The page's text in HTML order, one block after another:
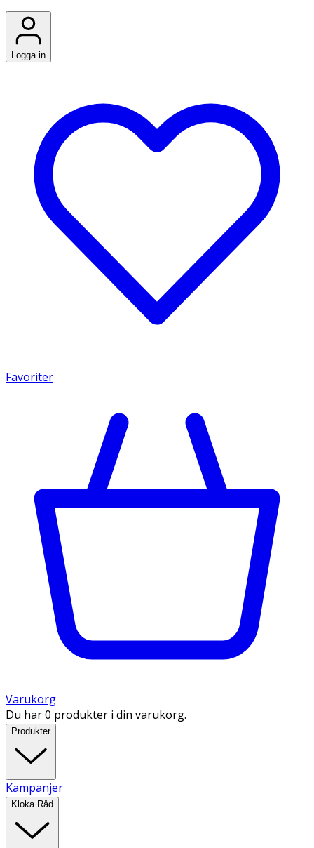
Logga in
Favoriter
Varukorg
Du har 0 produkter i din varukorg.
Produkter
Kampanjer
Kloka Råd